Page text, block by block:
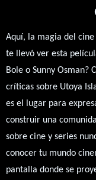
Aquí, la magia del cine
te llevó ver esta
Bole o Sunny Osman?
críticas sobre Utoya
es el lugar para
construir una
sobre cine y series
conocer tu mundo
pantalla donde se